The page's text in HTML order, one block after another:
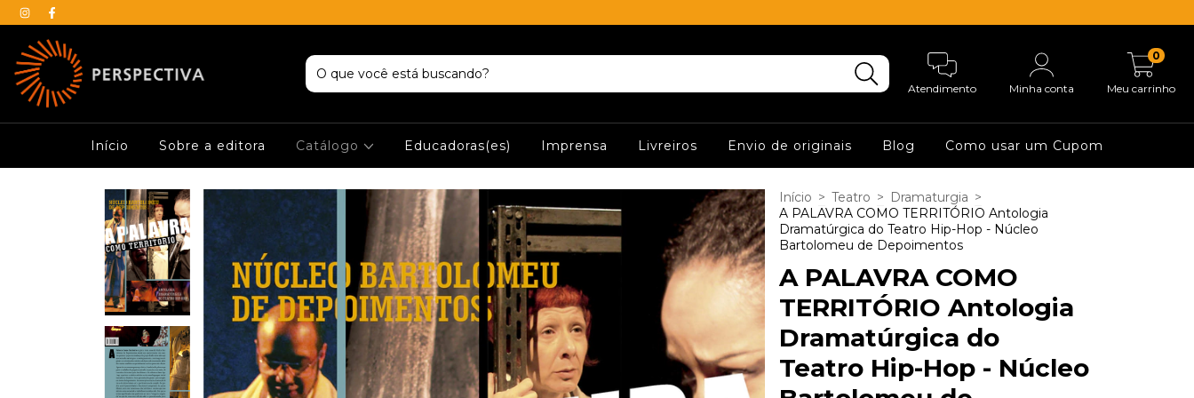
Atendimento Minha conta Meu carrinho
0
Início Sobre a editora Catálogo Educadoras(es) Imprensa Livreiros Envio de originais Blog Como usar um Cupom
Início > Teatro > Dramaturgia >
A PALAVRA COMO TERRITÓRIO Antologia
Dramatúrgica do Teatro Hip-Hop - Núcleo
Bartolomeu de Depoimentos
A PALAVRA COMO
TERRITÓRIO Antologia
Dramatúrgica do
Teatro Hip-Hop - Núcleo